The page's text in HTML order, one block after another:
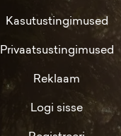
Kasutustingimused
Privaatsustingimused
Reklaam
Logi sisse